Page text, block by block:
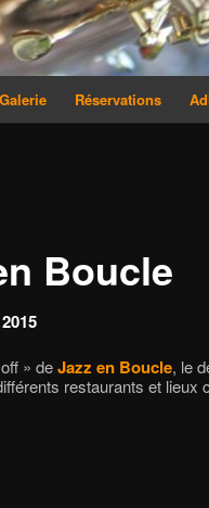
Galerie Réservations
Boucle
» deJazz en Boucle, le
restaurants et lieux